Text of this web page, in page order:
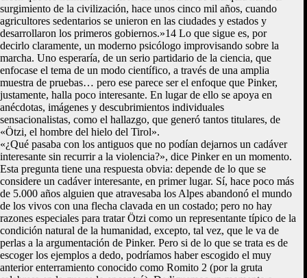
surgimiento de la civilización, hace unos cinco mil años, cuando
agricultores sedentarios se unieron en las ciudades y estados y
desarrollaron los primeros gobiernos.»14 Lo que sigue es, por
decirlo claramente, un moderno psicólogo improvisando sobre la
marcha. Uno esperaría, de un serio partidario de la ciencia, que
enfocase el tema de un modo científico, a través de una amplia
muestra de pruebas… pero ese parece ser el enfoque que Pinker,
justamente, halla poco interesante. En lugar de ello se apoya en
anécdotas, imágenes y descubrimientos individuales
sensacionalistas, como el hallazgo, que generó tantos titulares, de
«Ötzi, el hombre del hielo del Tirol».
«¿Qué pasaba con los antiguos que no podían dejarnos un cadáver
interesante sin recurrir a la violencia?», dice Pinker en un momento.
Esta pregunta tiene una respuesta obvia: depende de lo que se
considere un cadáver interesante, en primer lugar. Sí, hace poco más
de 5.000 años alguien que atravesaba los Alpes abandonó el mundo
de los vivos con una flecha clavada en un costado; pero no hay
razones especiales para tratar Ötzi como un representante típico de la
condición natural de la humanidad, excepto, tal vez, que le va de
perlas a la argumentación de Pinker. Pero si de lo que se trata es de
escoger los ejemplos a dedo, podríamos haber escogido el muy
anterior enterramiento conocido como Romito 2 (por la gruta